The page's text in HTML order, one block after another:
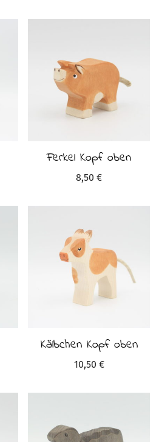
Ferkel Kopf oben
8,50 €
Kälbchen Kopf oben
10,50 €